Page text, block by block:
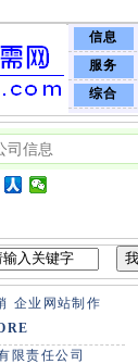
信息
服务
综合
企业网站制作
限责任公司